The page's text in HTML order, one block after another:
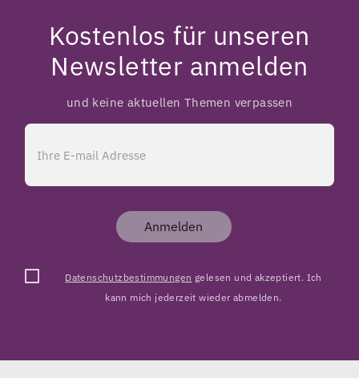
Kostenlos für unseren
Newsletter anmelden
und keine aktuellen Themen verpassen
Anmelden
Datenschutzbestimmungen gelesen und akzeptiert. Ich
kann mich jederzeit wieder abmelden.